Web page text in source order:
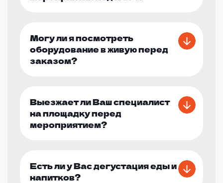
Могу ли я посмотреть
оборудование в живую перед
заказом?
Выезжает ли Ваш специалист
на площадку перед
мероприятием?
Есть ли у Вас дегустация еды и
напитков?